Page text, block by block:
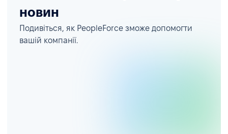
новин
Подивіться, як PeopleForce зможе допомогти
вашій компанії.